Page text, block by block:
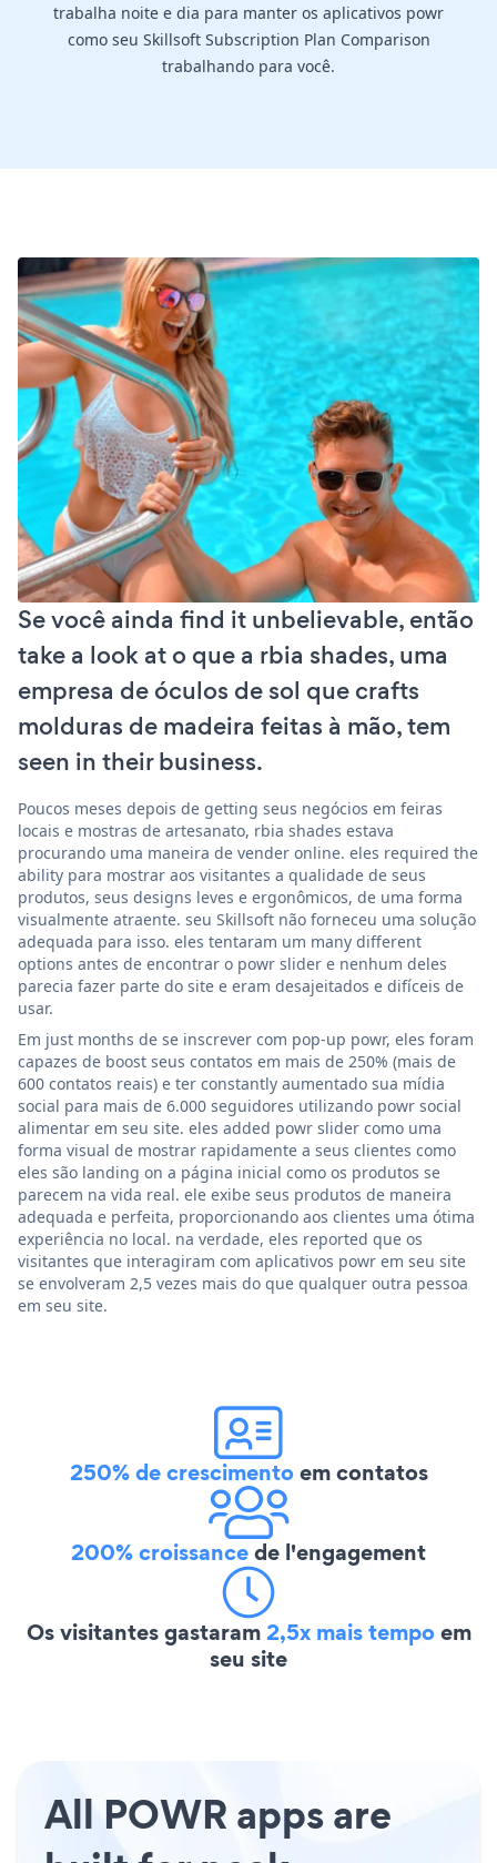
trabalha noite e dia para manter os aplicativos powr
como seu Skillsoft Subscription Plan Comparison
trabalhando para você.
Se você ainda find it unbelievable, então
take a look at o que a rbia shades, uma
empresa de óculos de sol que crafts
molduras de madeira feitas à mão, tem
seen in their business.
Poucos meses depois de getting seus negócios em feiras
locais e mostras de artesanato, rbia shades estava
procurando uma maneira de vender online. eles required the
ability para mostrar aos visitantes a qualidade de seus
produtos, seus designs leves e ergonômicos, de uma forma
visualmente atraente. seu Skillsoft não forneceu uma solução
adequada para isso. eles tentaram um many different
options antes de encontrar o powr slider e nenhum deles
parecia fazer parte do site e eram desajeitados e difíceis de
usar.
Em just months de se inscrever com pop-up powr, eles foram
capazes de boost seus contatos em mais de 250% (mais de
600 contatos reais) e ter constantly aumentado sua mídia
social para mais de 6.000 seguidores utilizando powr social
alimentar em seu site. eles added powr slider como uma
forma visual de mostrar rapidamente a seus clientes como
eles são landing on a página inicial como os produtos se
parecem na vida real. ele exibe seus produtos de maneira
adequada e perfeita, proporcionando aos clientes uma ótima
experiência no local. na verdade, eles reported que os
visitantes que interagiram com aplicativos powr em seu site
se envolveram 2,5 vezes mais do que qualquer outra pessoa
em seu site.
250% de crescimentoem contatos
200% croissancede l'engagement
Os visitantes gastaram2,5x mais tempoem
seu site
All POWR apps are